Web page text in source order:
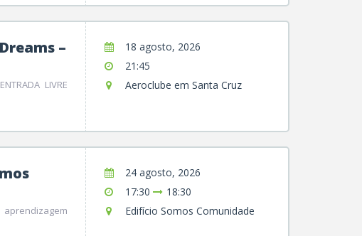
–
LIVRE
18 agosto, 2026
21:45
Aeroclube em Santa Cruz
24 agosto, 2026
17:30
18:30
Edifício Somos Comunidade